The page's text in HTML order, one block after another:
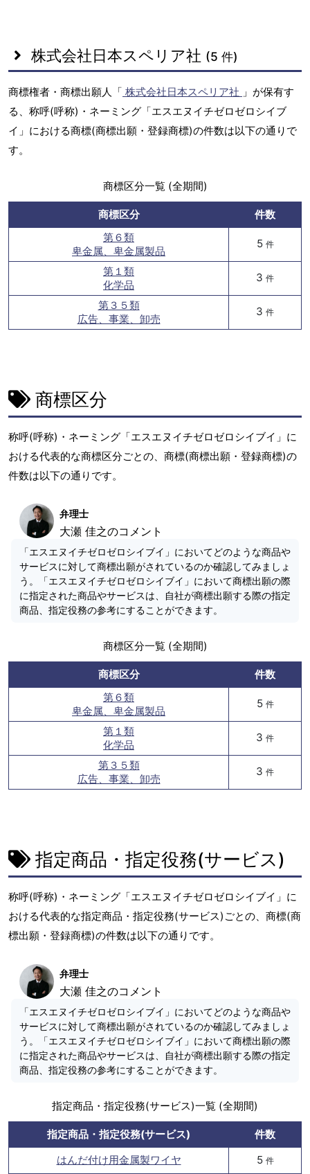
株式会社日本スペリア社 (5 件)
商標権者・商標出願人「 株式会社日本スペリア社 」が保有す
る、称呼(呼称)・ネーミング「エスエヌイチゼロゼロシイブ
イ」における商標(商標出願・登録商標)の件数は以下の通りで
す。
商標区分一覧 (全期間)
商標区分
件数
第６類
卑金属、卑金属製品
5 件
第１類
化学品
3 件
第３５類
広告、事業、卸売
3 件
商標区分
称呼(呼称)・ネーミング「エスエヌイチゼロゼロシイブイ」に
おける代表的な商標区分ごとの、商標(商標出願・登録商標)の
件数は以下の通りです。
弁理士
大瀬 佳之のコメント
「エスエヌイチゼロゼロシイブイ」においてどのような商品や
サービスに対して商標出願がされているのか確認してみましょ
う。「エスエヌイチゼロゼロシイブイ」において商標出願の際
に指定された商品やサービスは、自社が商標出願する際の指定
商品、指定役務の参考にすることができます。
商標区分一覧 (全期間)
商標区分
件数
第６類
卑金属、卑金属製品
5 件
第１類
化学品
3 件
第３５類
広告、事業、卸売
3 件
指定商品・指定役務(サービス)
称呼(呼称)・ネーミング「エスエヌイチゼロゼロシイブイ」に
おける代表的な指定商品・指定役務(サービス)ごとの、商標(商
標出願・登録商標)の件数は以下の通りです。
弁理士
大瀬 佳之のコメント
「エスエヌイチゼロゼロシイブイ」においてどのような商品や
サービスに対して商標出願がされているのか確認してみましょ
う。「エスエヌイチゼロゼロシイブイ」において商標出願の際
に指定された商品やサービスは、自社が商標出願する際の指定
商品、指定役務の参考にすることができます。
指定商品・指定役務(サービス)一覧 (全期間)
指定商品・指定役務(サービス)
件数
はんだ付け用金属製ワイヤ
5 件